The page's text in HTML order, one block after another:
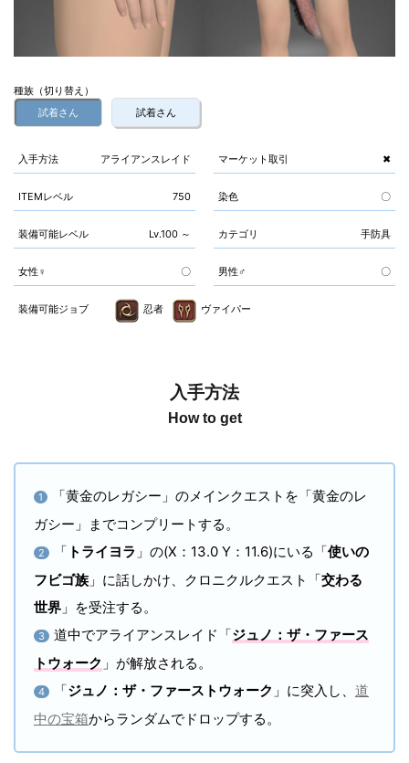
種族（切り替え）
試着さん
試着さん
入手方法 アライアンスレイド マーケット取引 ✖
ITEMレベル 750 染色 〇
装備可能レベル Lv.100 ～ カテゴリ 手防具
女性♀ 〇 男性♂ 〇
装備可能ジョブ 忍者 ヴァイパー
入手方法
How to get
1
「黄金のレガシー」のメインクエストを「黄金のレ
ガシー」までコンプリートする。
2 「 トライヨラ 」の(X：13.0 Y：11.6)にいる「使いの
フビゴ族 」に話しかけ、クロニクルクエスト「交わる
世界 」を受注する。
3 道中でアライアンスレイド「ジュノ：ザ・ファース
トウォーク 」が解放される。
4 「ジュノ：ザ・ファーストウォーク 」に突入し、 道
中の宝箱からランダムでドロップする。